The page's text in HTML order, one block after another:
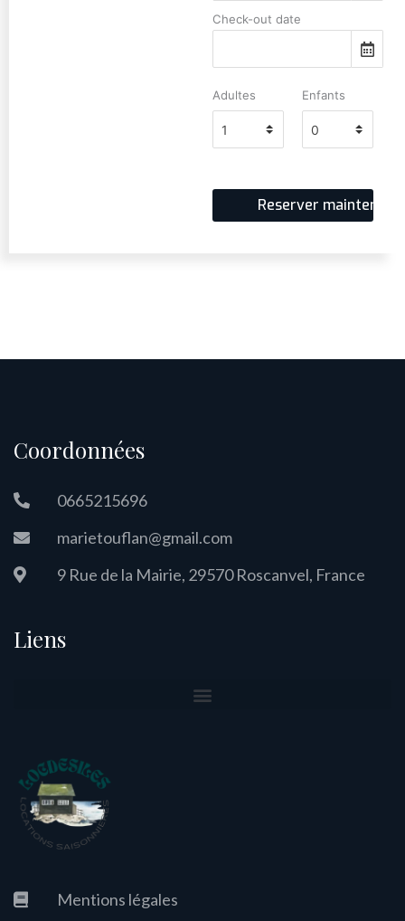
Check-out date
Adultes Enfants
Coordonnées
0665215696
marietouflan@gmail.com
9 Rue de la Mairie, 29570 Roscanvel, France
Liens
Mentions légales